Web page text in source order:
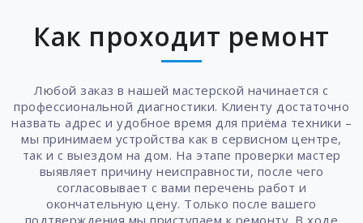
Как проходит ремонт
Любой заказ в нашей мастерской начинается с
профессиональной диагностики. Клиенту достаточно
назвать адрес и удобное время для приёма техники –
мы принимаем устройства как в сервисном центре,
так и с выездом на дом. На этапе проверки мастер
выявляет причину неисправности, после чего
согласовывает с вами перечень работ и
окончательную цену. Только после вашего